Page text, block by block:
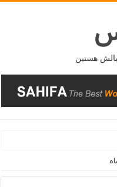
هستین